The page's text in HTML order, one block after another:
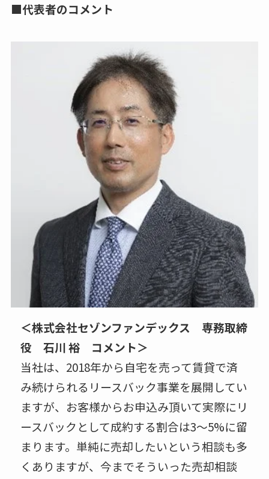
■代表者のコメント
＜株式会社セゾンファンデックス 専務取締
役 石川 裕 コメント＞
当社は、2018年から自宅を売って賃貸で済
み続けられるリースバック事業を展開してい
ますが、お客様からお申込み頂いて実際にリ
ースバックとして成約する割合は3～5%に留
まります。単純に売却したいという相談も多
くありますが、今までそういった売却相談